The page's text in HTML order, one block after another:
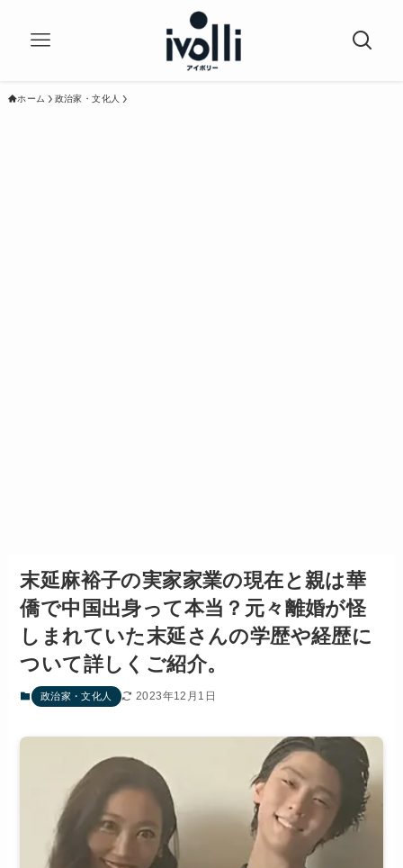
ホーム 政治家・文化人
末延麻裕子の実家家業の現在と親は華
僑で中国出身って本当？元々離婚が怪
しまれていた末延さんの学歴や経歴に
ついて詳しくご紹介。
政治家・文化人 2023年12月1日